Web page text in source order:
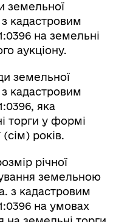
земельної
кадастровим
на земельні
аукціону.
земельної
кадастровим
яка
торги у формі
років.
річної
земельною
з кадастровим
на умовах